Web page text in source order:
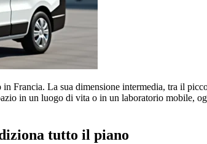
La sua dimensione intermedia, tra il
in un luogo di vita o in un laboratorio mobile,
tutto il piano